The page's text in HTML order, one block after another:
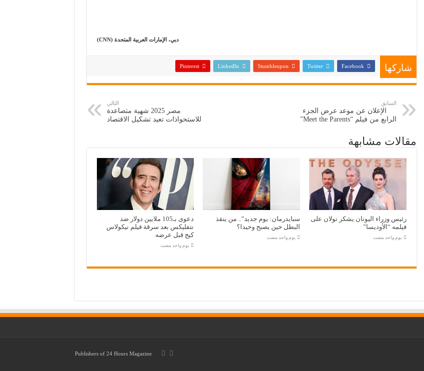
دبي، الإمارات العربية المتحدة (CNN)
شاركها Facebook
Twitter
Stumbleupon
LinkedIn
Pinterest
السابق
الإعلان عن موعد عرض الجزء
الرابع من فيلم “Meet the Parents”
التالي
مصر 2025 شهية متصاعدة
للاستحواذات تعيد تشكيل الاقتصاد
مقالات مشابهة
رئيس وزراء اليونان يشكر نولان على
فيلمه “الأوديسا”
‏يوم واحد مضت
سبايدرمان: يوم جديد”.. من ينقذ
البطل حين يصبح وحيدا؟
‏يوم واحد مضت
دعوى بـ105 ملايين دولار ضد
نتفليكس بعد سرقة فيلم نيكولاس
كيج قبل عرضه
‏يوم واحد مضت
Publishers of 24 Hours Magazine